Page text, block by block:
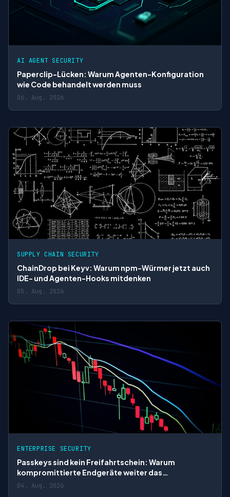
AI AGENT SECURITY
Paperclip-Lücken: Warum Agenten-Konfiguration
wie Code behandelt werden muss
06. Aug. 2026
SUPPLY CHAIN SECURITY
ChainDrop bei Keyv: Warum npm-Würmer jetzt auch
IDE- und Agenten-Hooks mitdenken
05. Aug. 2026
ENTERPRISE SECURITY
Passkeys sind kein Freifahrtschein: Warum
kompromittierte Endgeräte weiter das
Identitätsrisiko bestimmen
04. Aug. 2026